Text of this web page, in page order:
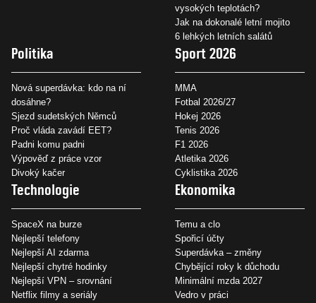
vysokých teplotách?
Jak na dokonalé letní mojito
6 lehkých letních salátů
Politika
Nová superdávka: kdo na ní
dosáhne?
Sjezd sudetských Němců
Proč vláda zavádí EET?
Padni komu padni
Výpověď z práce vzor
Divoký kačer
Sport 2026
MMA
Fotbal 2026/27
Hokej 2026
Tenis 2026
F1 2026
Atletika 2026
Cyklistika 2026
Technologie
SpaceX na burze
Nejlepší telefony
Nejlepší AI zdarma
Nejlepší chytré hodinky
Nejlepší VPN – srovnání
Netflix filmy a seriály
Ekonomika
Temu a clo
Spořicí účty
Superdávka – změny
Chybějící roky k důchodu
Minimální mzda 2027
Vedro v práci